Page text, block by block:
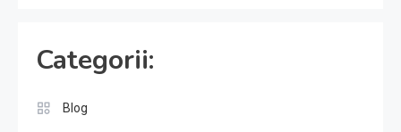
Categorii:
Blog